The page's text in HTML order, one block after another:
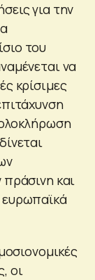
για την
του
να
κρίσιμες
και
οι